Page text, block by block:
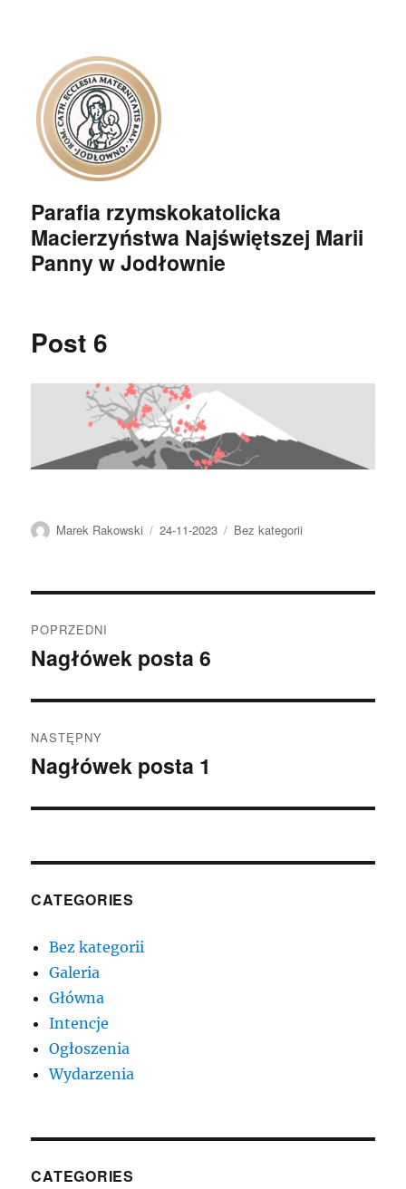
Parafia rzymskokatolicka
Macierzyństwa Najświętszej Marii
Panny w Jodłownie
Post 6
Autor
Marek Rakowski
Data
24-11-2023 Kategorie
Bez kategorii
wpisu
POPRZEDNI
Poprzedni
Nagłówek posta 6
NASTĘPNY
Następny
Nagłówek posta 1
CATEGORIES
Bez kategorii
Galeria
Główna
Intencje
Ogłoszenia
Wydarzenia
CATEGORIES